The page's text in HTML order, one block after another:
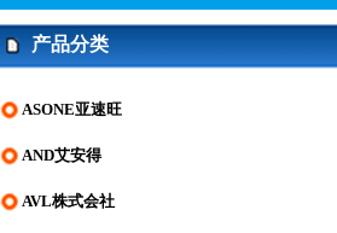
产品分类
ASONE亚速旺
AND艾安得
AVL株式会社